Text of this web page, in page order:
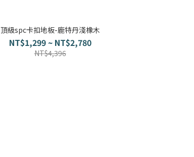
頂級spc卡扣地板-鹿特丹淺橡木
NT$1,299 ~ NT$2,780
NT$4,396